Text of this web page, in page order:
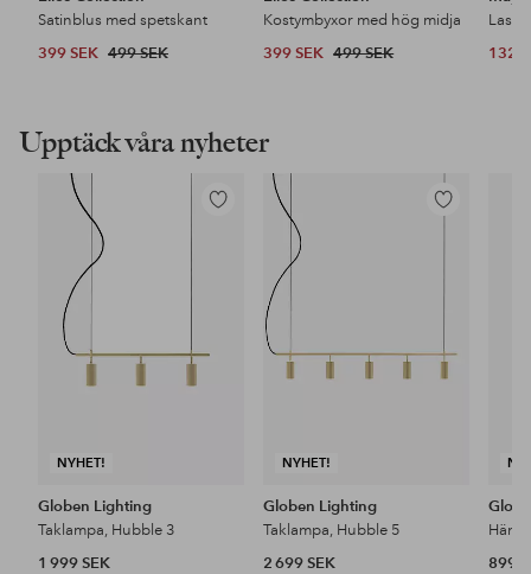
Satinblus med spetskant
399 SEK 499 SEK
Kostymbyxor med hög midja
399 SEK 499 SEK 132
Upptäck våra nyheter
NYHET!
Lägg
Globen Lighting
Taklampa, Hubble 3
1 999 SEK
NYHET!
Lägg
Globen Lighting
Taklampa, Hubble 5
2 699 SEK
899